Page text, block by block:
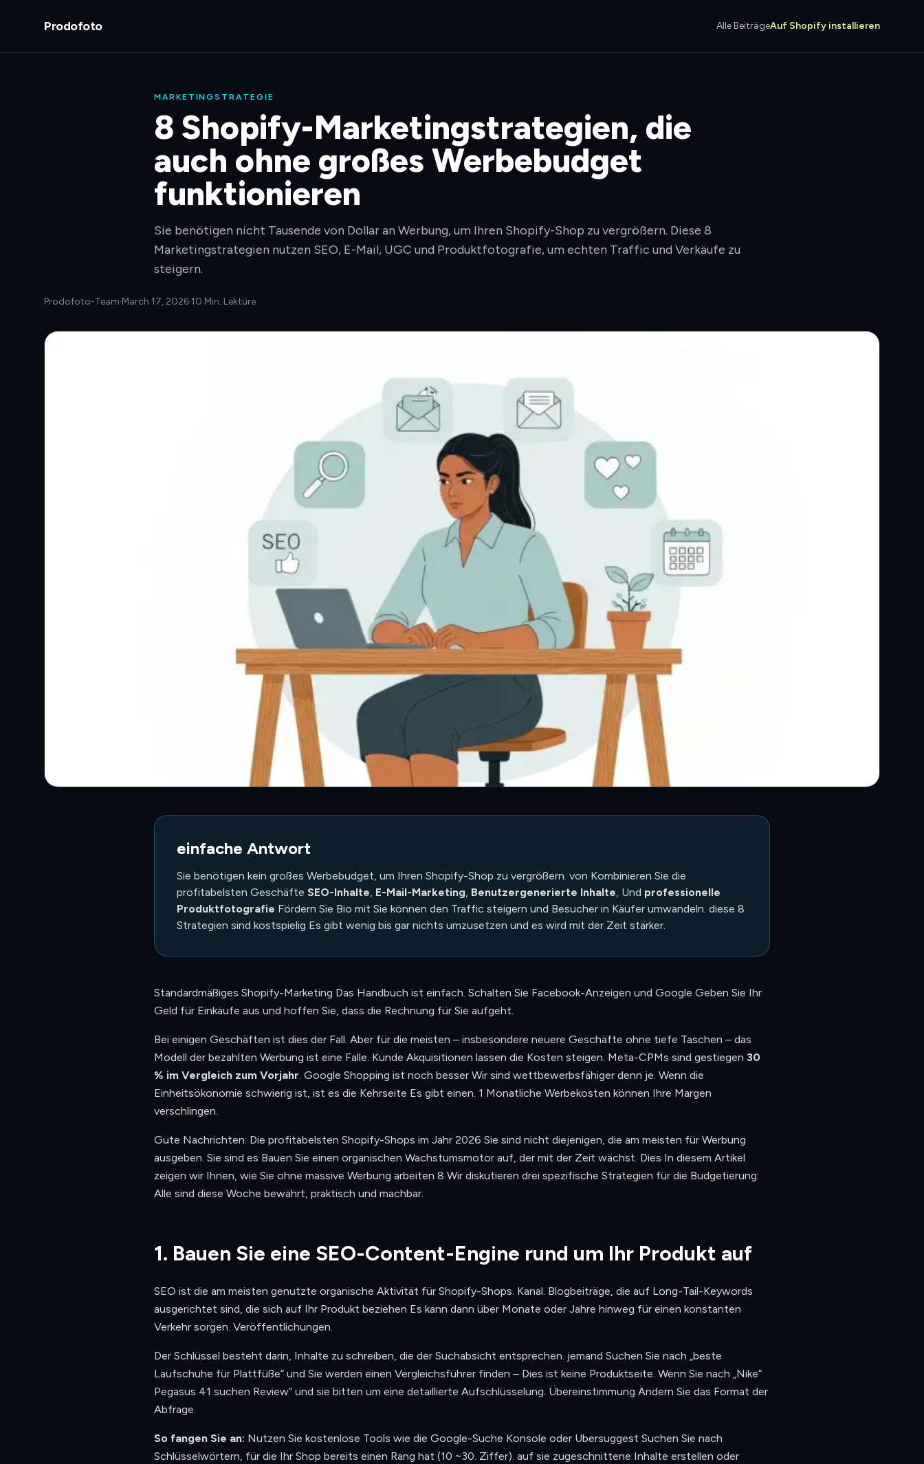
Prodofoto Alle BeiträgeAuf Shopify installieren
MARKETINGSTRATEGIE
8 Shopify-Marketingstrategien, die
auch ohne großes Werbebudget
funktionieren
Sie benötigen nicht Tausende von Dollar an Werbung, um Ihren Shopify-Shop zu vergrößern. Diese 8
Marketingstrategien nutzen SEO, E-Mail, UGC und Produktfotografie, um echten Traffic und Verkäufe zu
steigern.
Prodofoto-Team·March 17, 2026·10 Min. Lektüre
einfache Antwort
Sie benötigen kein großes Werbebudget, um Ihren Shopify-Shop zu vergrößern. von Kombinieren Sie die
profitabelsten Geschäfte SEO-Inhalte, E-Mail-Marketing, Benutzergenerierte Inhalte, Und professionelle
Produktfotografie Fördern Sie Bio mit Sie können den Traffic steigern und Besucher in Käufer umwandeln. diese 8
Strategien sind kostspielig Es gibt wenig bis gar nichts umzusetzen und es wird mit der Zeit stärker.
Standardmäßiges Shopify-Marketing Das Handbuch ist einfach. Schalten Sie Facebook-Anzeigen und Google Geben Sie Ihr
Geld für Einkäufe aus und hoffen Sie, dass die Rechnung für Sie aufgeht.
Bei einigen Geschäften ist dies der Fall. Aber für die meisten – insbesondere neuere Geschäfte ohne tiefe Taschen – das
Modell der bezahlten Werbung ist eine Falle. Kunde Akquisitionen lassen die Kosten steigen. Meta-CPMs sind gestiegen 30
% im Vergleich zum Vorjahr. Google Shopping ist noch besser Wir sind wettbewerbsfähiger denn je. Wenn die
Einheitsökonomie schwierig ist, ist es die Kehrseite Es gibt einen. 1 Monatliche Werbekosten können Ihre Margen
verschlingen.
Gute Nachrichten: Die profitabelsten Shopify-Shops im Jahr 2026 Sie sind nicht diejenigen, die am meisten für Werbung
ausgeben. Sie sind es Bauen Sie einen organischen Wachstumsmotor auf, der mit der Zeit wächst. Dies In diesem Artikel
zeigen wir Ihnen, wie Sie ohne massive Werbung arbeiten 8 Wir diskutieren drei spezifische Strategien für die Budgetierung:
Alle sind diese Woche bewährt, praktisch und machbar.
1. Bauen Sie eine SEO-Content-Engine rund um Ihr Produkt auf
SEO ist die am meisten genutzte organische Aktivität für Shopify-Shops. Kanal. Blogbeiträge, die auf Long-Tail-Keywords
ausgerichtet sind, die sich auf Ihr Produkt beziehen Es kann dann über Monate oder Jahre hinweg für einen konstanten
Verkehr sorgen. Veröffentlichungen.
Der Schlüssel besteht darin, Inhalte zu schreiben, die der Suchabsicht entsprechen. jemand Suchen Sie nach „beste
Laufschuhe für Plattfüße“ und Sie werden einen Vergleichsführer finden – Dies ist keine Produktseite. Wenn Sie nach „Nike“
Pegasus 41 suchen Review“ und sie bitten um eine detaillierte Aufschlüsselung. Übereinstimmung Ändern Sie das Format der
Abfrage.
So fangen Sie an: Nutzen Sie kostenlose Tools wie die Google-Suche Konsole oder Ubersuggest Suchen Sie nach
Schlüsselwörtern, für die Ihr Shop bereits einen Rang hat (10 ~30. Ziffer). auf sie zugeschnittene Inhalte erstellen oder